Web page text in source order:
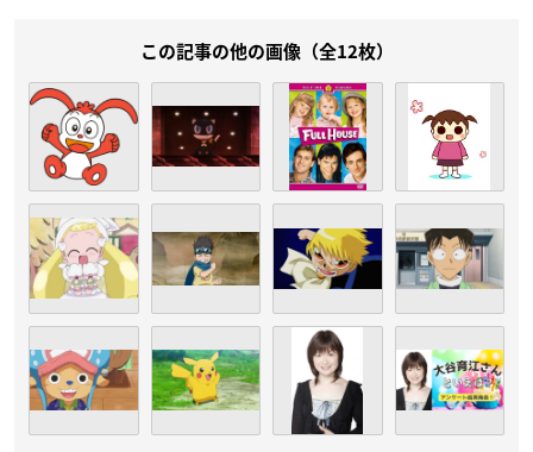
この記事の他の画像（全12枚）